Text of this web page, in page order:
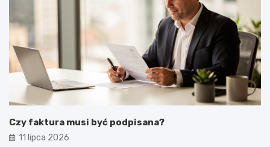
Czy faktura musi być podpisana?
11 lipca 2026